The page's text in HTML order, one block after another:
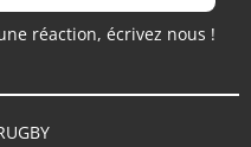
réaction, écrivez nous !